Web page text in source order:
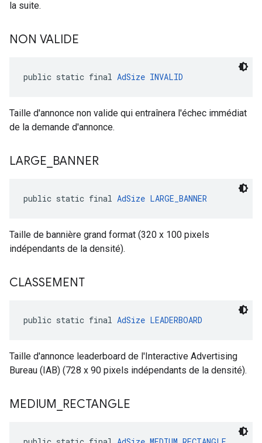
la suite.
NON VALIDE
public static final AdSize INVALID
Taille d'annonce non valide qui entraînera l'échec immédiat
de la demande d'annonce.
LARGE BANNER
public static final AdSize LARGE_BANNER
Taille de bannière grand format (320 x 100 pixels
indépendants de la densité).
CLASSEMENT
public static final AdSize LEADERBOARD
Taille d'annonce leaderboard de l'Interactive Advertising
Bureau (IAB) (728 x 90 pixels indépendants de la densité).
MEDIUM RECTANGLE